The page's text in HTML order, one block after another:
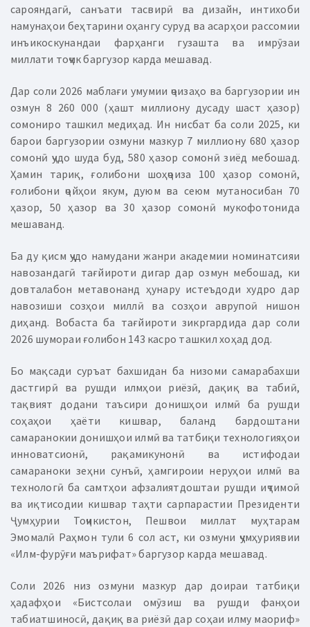
сарояндагӣ, санъати тасвирӣ ва дизайн, интихоби
намунаҳои беҳтарини оҳангу суруд ва асарҳои рассомии
инъикоскунандаи фарҳанги гузашта ва имрӯзаи
миллати тоҷик баргузор карда мешавад.
Дар соли 2026 маблағи умумии ҷоизаҳо ва баргузории ин
озмун 8 260 000 (ҳашт миллиону дусаду шаст ҳазор)
сомониро ташкил медиҳад. Ин нисбат ба соли 2025, ки
барои баргузории озмуни мазкур 7 миллиону 680 ҳазор
сомонӣ ҷудо шуда буд, 580 ҳазор сомонӣ зиёд мебошад.
Ҳамин тариқ, ғолибони шоҳҷоиза 100 ҳазор сомонӣ,
ғолибони ҷойҳои якум, дуюм ва сеюм мутаносибан 70
ҳазор, 50 ҳазор ва 30 ҳазор сомонӣ мукофотонида
мешаванд.
Ба ду қисм ҷудо намудани жанри академии номинатсияи
навозандагӣ тағйироти дигар дар озмун мебошад, ки
довталабон метавонанд ҳунару истеъдоди худро дар
навозиши созҳои миллӣ ва созҳои аврупоӣ нишон
диҳанд. Вобаста ба тағйироти зикргардида дар соли
2026 шумораи ғолибон 143 касро ташкил хоҳад дод.
Бо мақсади суръат бахшидан ба низоми самарабахши
дастгирӣ ва рушди илмҳои риёзӣ, дақиқ ва табиӣ,
тақвият додани таъсири донишҳои илмӣ ба рушди
соҳаҳои ҳаёти кишвар, баланд бардоштани
самаранокии донишҳои илмӣ ва татбиқи технологияҳои
инноватсионӣ, рақамикунонӣ ва истифодаи
самараноки зеҳни сунъӣ, ҳамгироии неруҳои илмӣ ва
технологӣ ба самтҳои афзалиятдоштаи рушди иҷтимоӣ
ва иқтисодии кишвар таҳти cарпарастии Президенти
Ҷумҳурии Тоҷикистон, Пешвои миллат муҳтарам
Эмомалӣ Раҳмон тули 6 сол аст, ки озмуни ҷумҳуриявии
«Илм-фурӯғи маърифат» баргузор карда мешавад.
Соли 2026 низ озмуни мазкур дар доираи татбиқи
ҳадафҳои «Бистсолаи омӯзиш ва рушди фанҳои
табиатшиносӣ, дақиқ ва риёзӣ дар соҳаи илму маориф»